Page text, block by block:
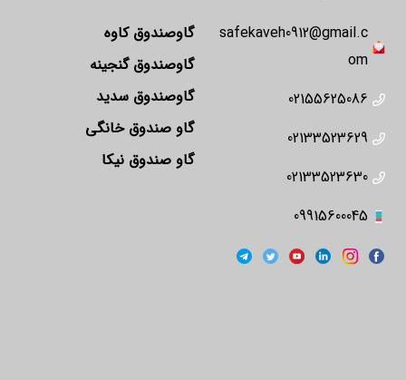
safekaveh0912@gmail.c
om
02155625086
02133523629
02133523630
09915600045
گاوصندوق کاوه
گاوصندوق گنجینه
گاوصندوق سدید
گاو صندوق خانگی
گاو صندوق نیکا